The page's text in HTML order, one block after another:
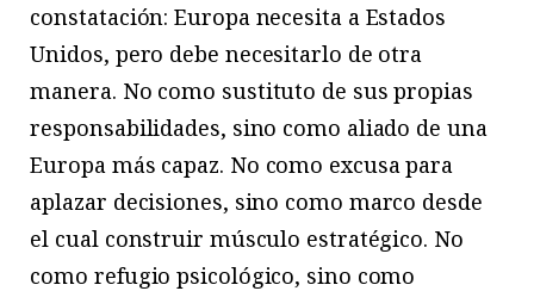
constatación: Europa necesita a Estados
Unidos, pero debe necesitarlo de otra
manera. No como sustituto de sus propias
responsabilidades, sino como aliado de una
Europa más capaz. No como excusa para
aplazar decisiones, sino como marco desde
el cual construir músculo estratégico. No
como refugio psicológico, sino como